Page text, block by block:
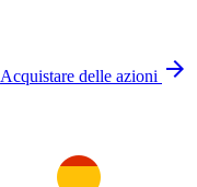
Acquistare delle azioni arrow_forward